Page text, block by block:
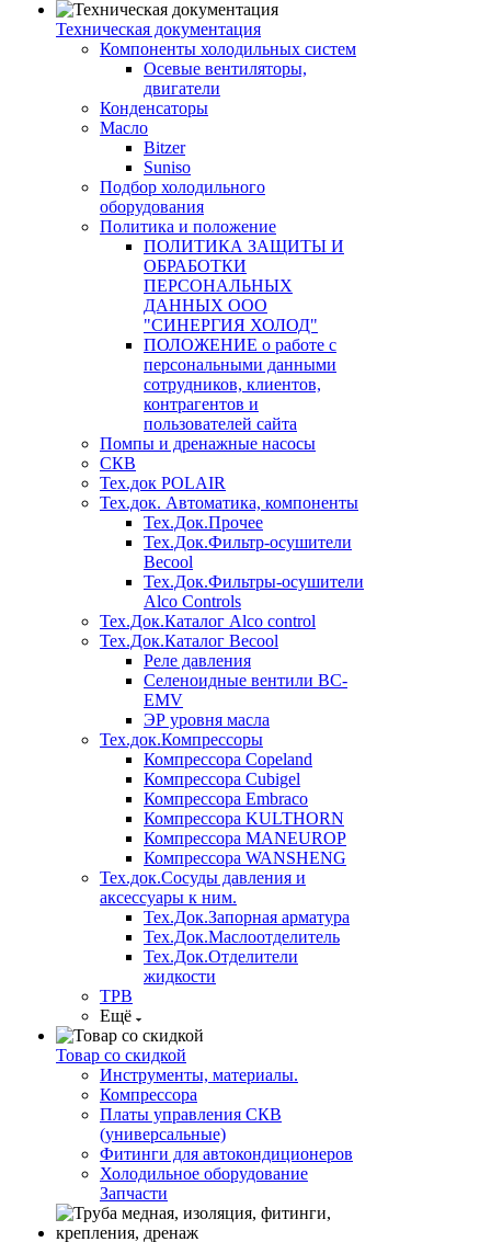
Техническая документация
Компоненты холодильных систем
Осевые вентиляторы,
двигатели
Конденсаторы
Масло
Bitzer
Suniso
Подбор холодильного
оборудования
Политика и положение
ПОЛИТИКА ЗАЩИТЫ И
ОБРАБОТКИ
ПЕРСОНАЛЬНЫХ
ДАННЫХ ООО
"СИНЕРГИЯ ХОЛОД"
ПОЛОЖЕНИЕ о работе с
персональными данными
сотрудников, клиентов,
контрагентов и
пользователей сайта
Помпы и дренажные насосы
СКВ
Тех.док POLAIR
Тех.док. Автоматика, компоненты
Тех.Док.Прочее
Тех.Док.Фильтр-осушители
Becool
Тех.Док.Фильтры-осушители
Alco Controls
Тех.Док.Каталог Alco control
Тех.Док.Каталог Becool
Реле давления
Селеноидные вентили BC-
EMV
ЭР уровня масла
Тех.док.Компрессоры
Компрессора Copeland
Компрессора Cubigel
Компрессора Embraco
Компрессора KULTHORN
Компрессора MANEUROP
Компрессора WANSHENG
Тех.док.Сосуды давления и
аксессуары к ним.
Тех.Док.Запорная арматура
Тех.Док.Маслоотделитель
Тех.Док.Отделители
жидкости
ТРВ
Ещё
Товар со скидкой
Инструменты, материалы.
Компрессора
Платы управления СКВ
(универсальные)
Фитинги для автокондиционеров
Холодильное оборудование
Запчасти